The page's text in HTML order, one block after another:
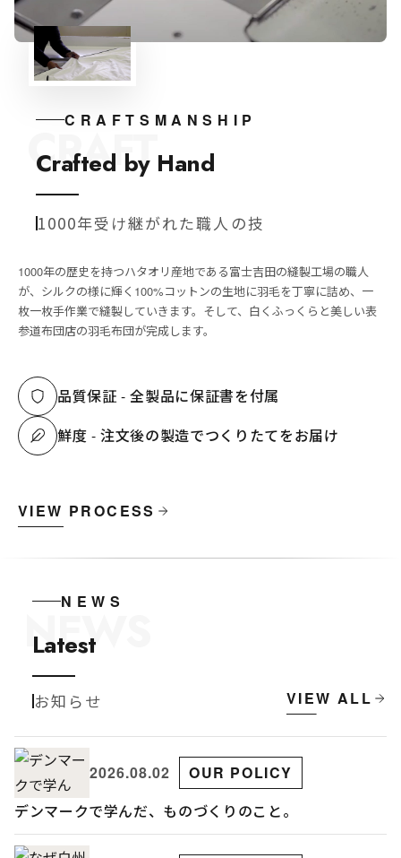
CRAFTSMANSHIP
CRAFT
Crafted by Hand
1000年受け継がれた職人の技
1000年の歴史を持つハタオリ産地である富士吉田の縫製工場の職人
が、シルクの様に輝く100%コットンの生地に羽毛を丁寧に詰め、一
枚一枚手作業で縫製していきます。そして、白くふっくらと美しい表
参道布団店の羽毛布団が完成します。
品質保証 - 全製品に保証書を付属
鮮度 - 注文後の製造でつくりたてをお届け
VIEW PROCESS
NEWS
NEWS
Latest
お知らせ VIEW ALL
2026.08.02 OUR POLICY
デンマークで学んだ、ものづくりのこと。